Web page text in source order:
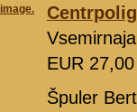
image.
EUR
Špuler